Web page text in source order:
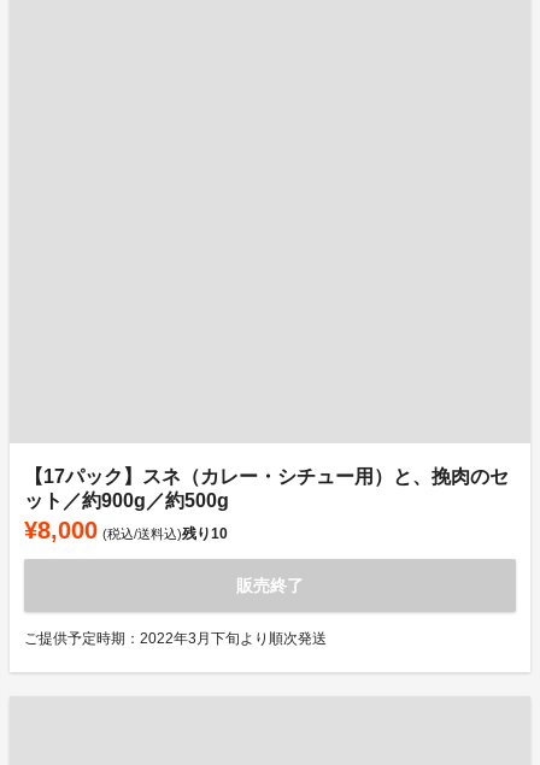
【17パック】スネ（カレー・シチュー用）と、挽肉のセ
ット／約900g／約500g
¥8,000 (税込/送料込)残り10
販売終了
ご提供予定時期：2022年3月下旬より順次発送